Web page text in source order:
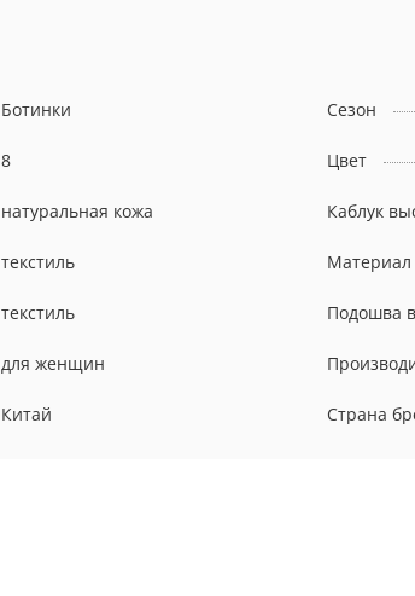
Ботинки Сезон
8 Цвет
натуральная кожа Каблук
текстиль
текстиль Подошва
для женщин
Китай Страна